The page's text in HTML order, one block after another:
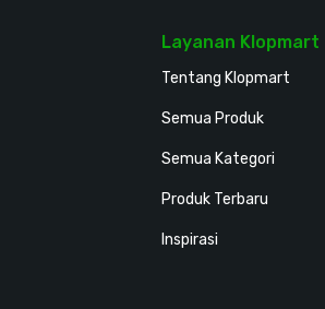
Layanan Klopmart
Tentang Klopmart
Semua Produk
Semua Kategori
Produk Terbaru
Inspirasi